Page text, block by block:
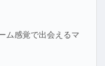
ム感覚で出会えるマ